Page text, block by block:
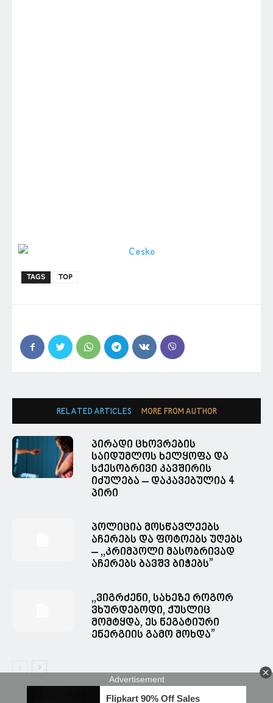
TAGS TOP
RELATED ARTICLES MORE FROM AUTHOR
პირადი ცხოვრების
საიდუმლოს ხელყოფა და
სქესობრივი კავშირის
იძულება – დაკავებულია 4
პირი
პოლიცია მოსწავლეებს
აჩერებს და ფოტოებს უღებს
– ,,კრიმპოლი მასობრივად
აჩერებს ბავშვ ბიჭებს”
,,ვიგრძენი, სახეზე როგორ
ვხურდებოდი, ქუსლიც
მომტყდა, ეს ნეგატიური
ენერგიის გამო მოხდა”